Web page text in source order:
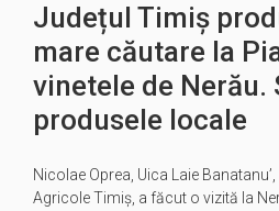
Județul Timiș
mare căutare la
vinetele de Nerău.
produsele locale
Nicolae Oprea, Uica Laie
Agricole Timiș, a făcut o vizită la